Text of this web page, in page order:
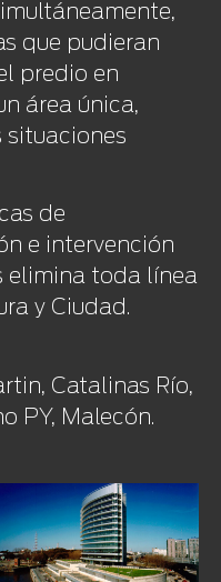
que pudieran
predio en
área única,
de
e intervención
elimina toda línea
y Ciudad.
Catalinas Río,
PY, Malecón.